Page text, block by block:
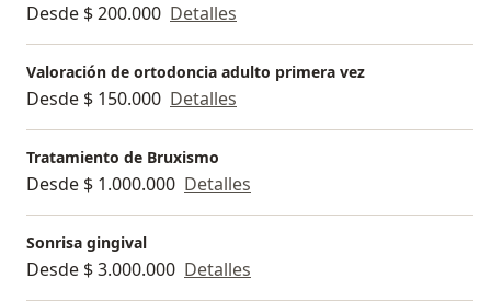
Desde $ 200.000 Detalles
Valoración de ortodoncia adulto primera vez
Desde $ 150.000 Detalles
Tratamiento de Bruxismo
Desde $ 1.000.000 Detalles
Sonrisa gingival
Desde $ 3.000.000 Detalles